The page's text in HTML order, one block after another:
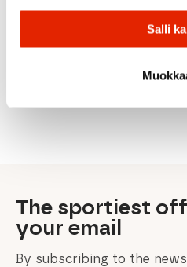
Salli
Amundsen
Wale
Maloja
price
price
Beppinam.
The sportiest
your email
By subscribing to the